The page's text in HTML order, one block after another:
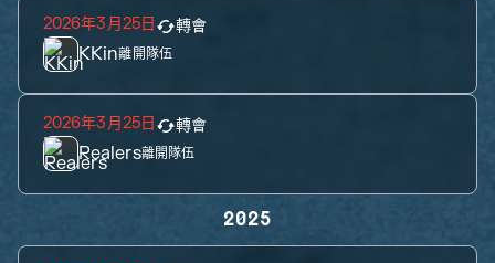
2026年3月25日 轉會
KKin離開隊伍
2026年3月25日 轉會
Realers離開隊伍
2025